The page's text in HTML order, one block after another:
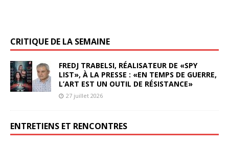
CRITIQUE DE LA SEMAINE
FREDJ TRABELSI, RÉALISATEUR DE «SPY
LIST», À LA PRESSE : «EN TEMPS DE GUERRE,
L’ART EST UN OUTIL DE RÉSISTANCE»
27 juillet 2026
ENTRETIENS ET RENCONTRES